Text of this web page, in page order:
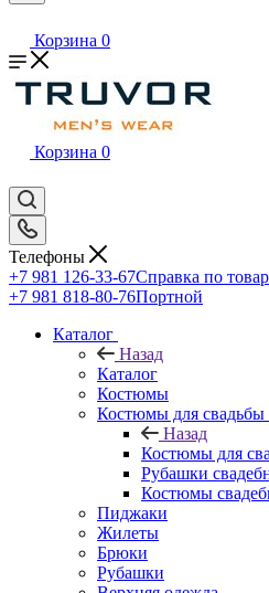
Корзина 0
Корзина 0
Телефоны
+7 981 126-33-67Справка по
+7 981 818-80-76Портной
Каталог
Назад
Каталог
Костюмы
Костюмы для свадьбы
Назад
Костюмы для
Рубашки
Костюмы
Пиджаки
Жилеты
Брюки
Рубашки